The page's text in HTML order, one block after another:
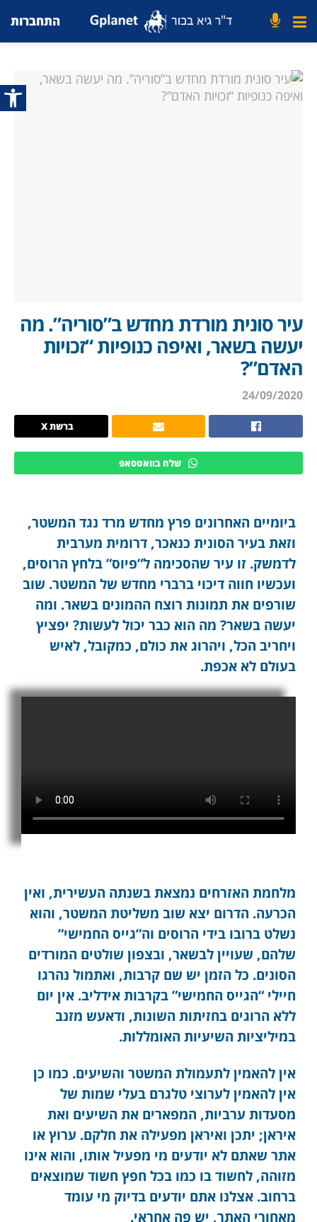
פתח
התחברות
עיר סונית מורדת מחדש ב”סוריה”. מה
יעשה בשאר, ואיפה כנופיות “זכויות
האדם”?
24/09/2020
ברשת X
שלח בוואטסאפ
ביומיים האחרונים פרץ מחדש מרד נגד המשטר,
וזאת בעיר הסונית כנאכר, דרומית מערבית
לדמשק. זו עיר שהסכימה ל”פיוס” בלחץ הרוסים,
ועכשיו חווה דיכוי ברברי מחדש של המשטר. שוב
שורפים את תמונות רוצח ההמונים בשאר. ומה
יעשה בשאר? מה הוא כבר יכול לעשות? יפציץ
ויחריב הכל, ויהרוג את כולם, כמקובל, לאיש
בעולם לא אכפת.
מלחמת האזרחים נמצאת בשנתה העשירית, ואין
הכרעה. הדרום יצא שוב משליטת המשטר, והוא
נשלט ברובו בידי הרוסים וה”גייס החמישי”
שלהם, שעויין לבשאר, ובצפון שולטים המורדים
הסונים. כל הזמן יש שם קרבות, ואתמול נהרגו
חיילי “הגייס החמישי” בקרבות אידליב. אין יום
ללא הרוגים בחזיתות השונות, ודאעש מזנב
במיליציות השיעיות האומללות.
אין להאמין לתעמולת המשטר והשיעים. כמו כן
אין להאמין לערוצי טלגרם בעלי שמות של
מסעדות ערביות, המפארים את השיעים ואת
איראן; יתכן ואיראן מפעילה את חלקם. ערוץ או
אתר שאתם לא יודעים מי מפעיל אותו, והוא אינו
מזוהה, לחשוד בו כמו בכל חפץ חשוד שמוצאים
ברחוב. אצלנו אתם יודעים בדיוק מי עומד
מאחורי האתר, יש פה אחראי.